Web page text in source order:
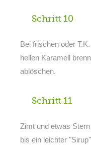
Schritt 10
Bei frischen oder
hellen Karamell
ablöschen.
Schritt 11
Zimt und etwas
bis ein leichter